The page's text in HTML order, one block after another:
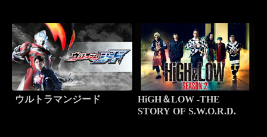
ウルトラマンジード
HiGH＆LOW -THE
STORY OF S.W.O.R.D.